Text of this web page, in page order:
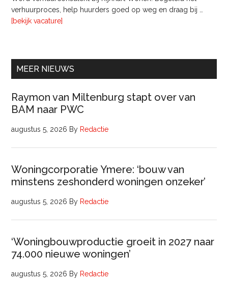
Vastgoedmanagement
verhuurproces, help huurders goed op weg en draag bij …
[bekijk vacature]
MEER NIEUWS
Raymon van Miltenburg stapt over van
BAM naar PWC
augustus 5, 2026 By Redactie
Woningcorporatie Ymere: ‘bouw van
minstens zeshonderd woningen onzeker’
augustus 5, 2026 By Redactie
‘Woningbouwproductie groeit in 2027 naar
74.000 nieuwe woningen’
augustus 5, 2026 By Redactie